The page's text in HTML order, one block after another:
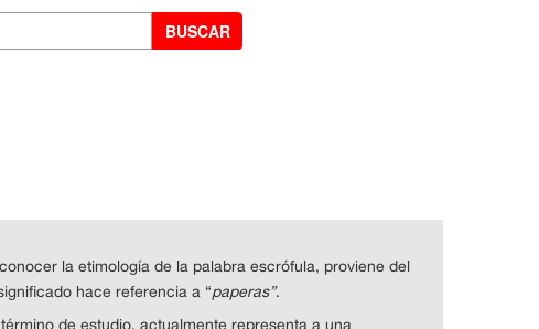
la etimología de la palabra escrófula, proviene del
hace referencia a “paperas”.
de estudio, actualmente representa a una